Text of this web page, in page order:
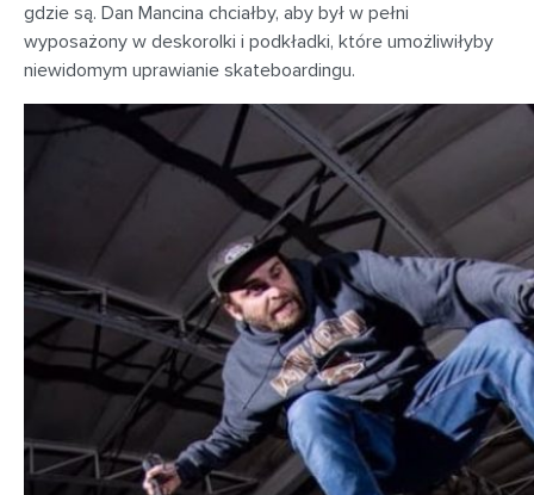
gdzie są. Dan Mancina chciałby, aby był w pełni
wyposażony w deskorolki i podkładki, które umożliwiłyby
niewidomym uprawianie skateboardingu.